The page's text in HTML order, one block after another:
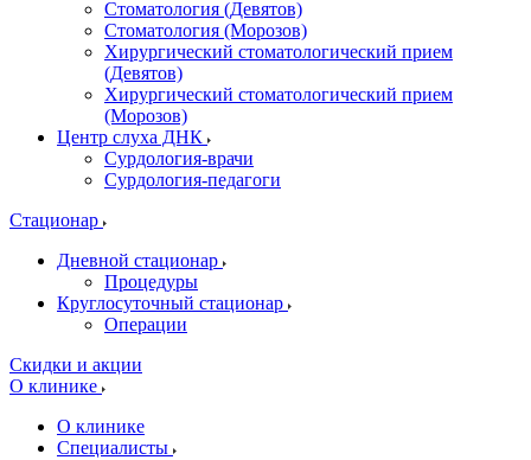
Стоматология (Девятов)
Стоматология (Морозов)
Хирургический стоматологический прием
(Девятов)
Хирургический стоматологический прием
(Морозов)
Центр слуха ДНК
Сурдология-врачи
Сурдология-педагоги
Стационар
Дневной стационар
Процедуры
Круглосуточный стационар
Операции
Скидки и акции
О клинике
О клинике
Специалисты